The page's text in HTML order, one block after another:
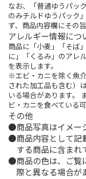
なお、「普通ゆうパッ
のみチルドゆうパック
ず、商品内容欄にその
アレルギー情報につ
商品に「小麦」「そば
に」「くるみ」のアレ
を表示します。
※エビ・カニを除く魚
された加工品も含む）
いる場合があります。
ビ・カニを食べている
その他
商品写真はイメー
商品内容として記
する商品に含まれ
商品の色は、ご覧
際と異なる場合が